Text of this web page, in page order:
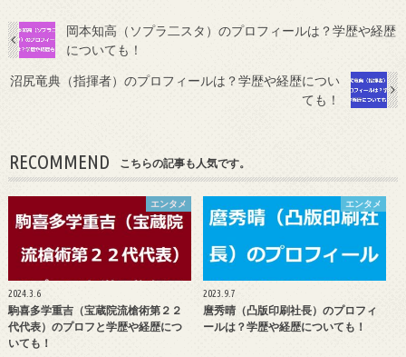
岡本知高（ソプラ二スタ）のプロフィールは？学歴や経歴
についても！
沼尻竜典（指揮者）のプロフィールは？学歴や経歴につい
ても！
RECOMMEND こちらの記事も人気です。
エンタメ
2024.3.6
駒喜多学重吉（宝蔵院流槍術第２２
代代表）のプロフと学歴や経歴につ
いても！
エンタメ
2023.9.7
麿秀晴（凸版印刷社長）のプロフィ
ールは？学歴や経歴についても！